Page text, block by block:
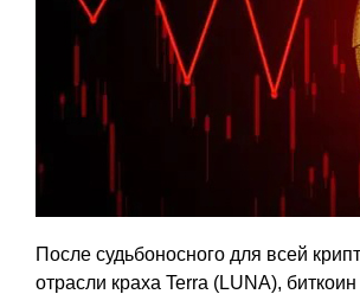
После судьбоносного для всей
отрасли краха Terra (LUNA),